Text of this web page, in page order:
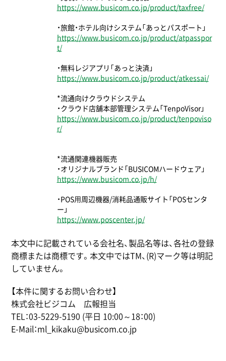
https://www.busicom.co.jp/product/taxfree/
・旅館・ホテル向けシステム「あっとパスポート」
https://www.busicom.co.jp/product/atpasspor
t/
・無料レジアプリ「あっと決済」
https://www.busicom.co.jp/product/atkessai/
*流通向けクラウドシステム
・クラウド店舗本部管理システム「TenpoVisor」
https://www.busicom.co.jp/product/tenpoviso
r/
*流通関連機器販売
・オリジナルブランド「BUSICOMハードウェア」
https://www.busicom.co.jp/h/
・POS⽤周辺機器/消耗品通販サイト「POSセンタ
ー」
https://www.poscenter.jp/
本文中に記載されている会社名、製品名等は、各社の登録
商標または商標です。本文中ではTM、(R)マーク等は明記
していません。
【本件に関するお問い合わせ】
株式会社ビジコム 広報担当
TEL：03-5229-5190 (平日 10:00～18：00)
E-Mail：ml_kikaku@busicom.co.jp